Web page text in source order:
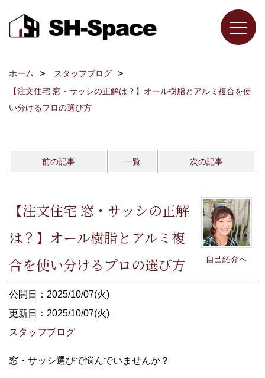
ホーム
スタッフブログ
【注文住宅 窓・サッシの正解は？】オール樹脂とアルミ複合を使
い分けるプロの選び方
前の記事 一覧 次の記事
自己紹介へ
【注文住宅 窓・サッシの正解
は？】オール樹脂とアルミ複
合を使い分けるプロの選び方
公開日：2025/10/07(火)
更新日：2025/10/07(火)
スタッフブログ
窓・サッシ選びで悩んでいませんか？